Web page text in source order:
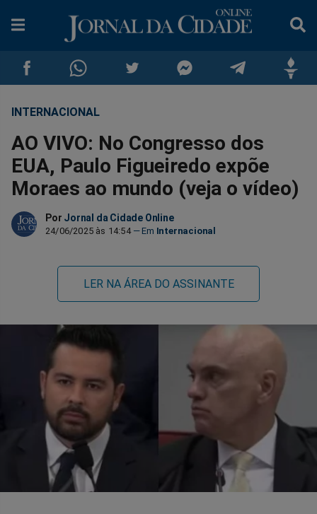
Compartilhar
no
Facebook
Compartilhar
no
Whatsapp
no
Twitter
no
Messenger
no
TelegramGettr
INTERNACIONAL
AO VIVO: No Congresso dos
EUA, Paulo Figueiredo expõe
Moraes ao mundo (veja o vídeo)
Por Jornal da Cidade Online
24/06/2025 às 14:54 Internacional
LER NA ÁREA DO ASSINANTE